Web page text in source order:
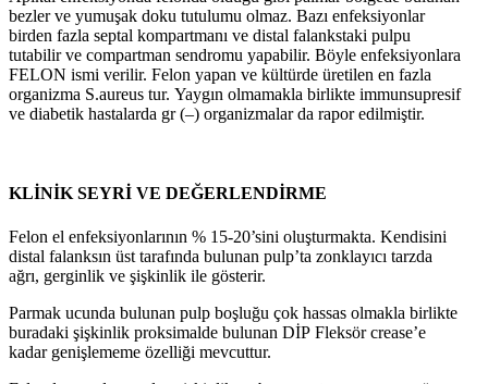
bezler ve yumuşak doku tutulumu olmaz. Bazı enfeksiyonlar
birden fazla septal kompartmanı ve distal falankstaki pulpu
tutabilir ve compartman sendromu yapabilir. Böyle enfeksiyonlara
FELON ismi verilir. Felon yapan ve kültürde üretilen en fazla
organizma S.aureus tur. Yaygın olmamakla birlikte immunsupresif
ve diabetik hastalarda gr (–) organizmalar da rapor edilmiştir.
KLİNİK SEYRİ VE DEĞERLENDİRME
Felon el enfeksiyonlarının % 15-20’sini oluşturmakta. Kendisini
distal falanksın üst tarafında bulunan pulp’ta zonklayıcı tarzda
ağrı, gerginlik ve şişkinlik ile gösterir.
Parmak ucunda bulunan pulp boşluğu çok hassas olmakla birlikte
buradaki şişkinlik proksimalde bulunan DİP Fleksör crease’e
kadar genişlememe özelliği mevcuttur.